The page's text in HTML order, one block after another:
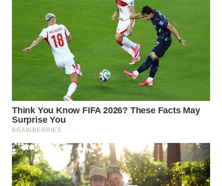
WN
LABUHANBATU
WN
TAPANULI
TENGAH
WN DELI
SERDANG
TEBING
TINGGI